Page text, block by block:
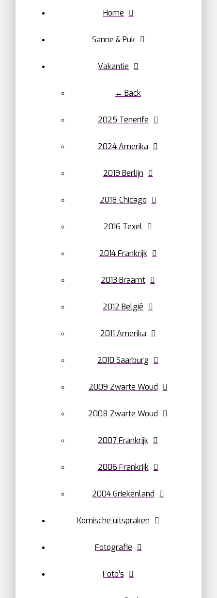
Home
Sanne & Puk
Vakantie
← Back
2025 Tenerife
2024 Amerika
2019 Berlijn
2018 Chicago
2016 Texel
2014 Frankrijk
2013 Braamt
2012 België
2011 Amerika
2010 Saarburg
2009 Zwarte Woud
2008 Zwarte Woud
2007 Frankrijk
2006 Frankrijk
2004 Griekenland
Komische uitspraken
Fotografie
Foto’s